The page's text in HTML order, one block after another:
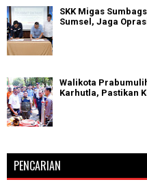
SKK Migas
Sumsel, Jaga
Walikota
Karhutla, Pastikan
PENCARIAN